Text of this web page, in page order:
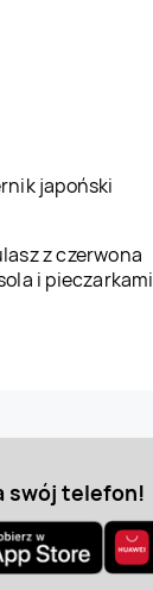
japoński
z czerwona
i pieczarkami
swój telefon!